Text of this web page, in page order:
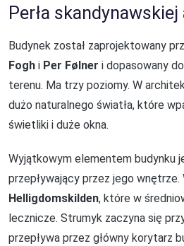
Perła
Budynek został zaprojektowany
Fogh i Per Følner i dopasowany
terenu. Ma trzy poziomy. W
dużo naturalnego światła, które
świetliki i duże okna.
Wyjątkowym elementem budynku
przepływający przez jego wnętrze.
Helligdomskilden, które w
lecznicze. Strumyk zaczyna się
przepływa przez główny korytarz